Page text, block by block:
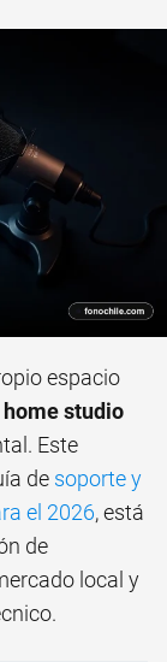
espacio
studio
Este
de soporte y
el 2026, está
de
local y